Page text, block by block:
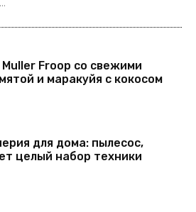
Froop со свежими
и маракуйя с кокосом
для дома: пылесос,
целый набор техники